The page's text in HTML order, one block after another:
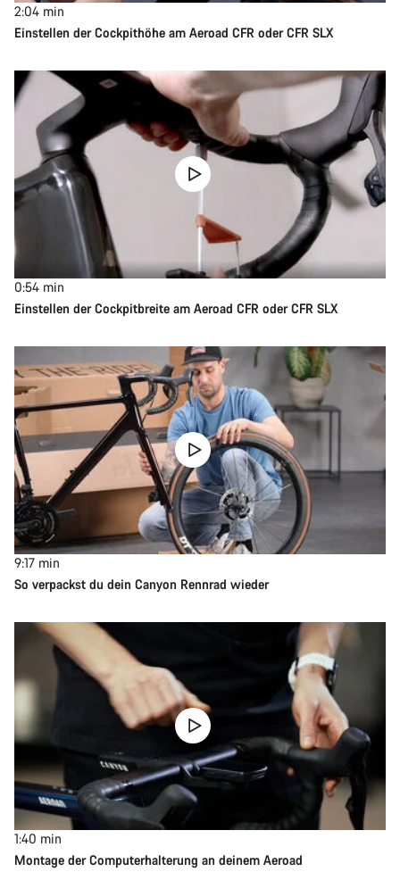
2:04 min
Einstellen der Cockpithöhe am Aeroad CFR oder CFR SLX
0:54 min
Einstellen der Cockpitbreite am Aeroad CFR oder CFR SLX
9:17 min
So verpackst du dein Canyon Rennrad wieder
1:40 min
Montage der Computerhalterung an deinem Aeroad